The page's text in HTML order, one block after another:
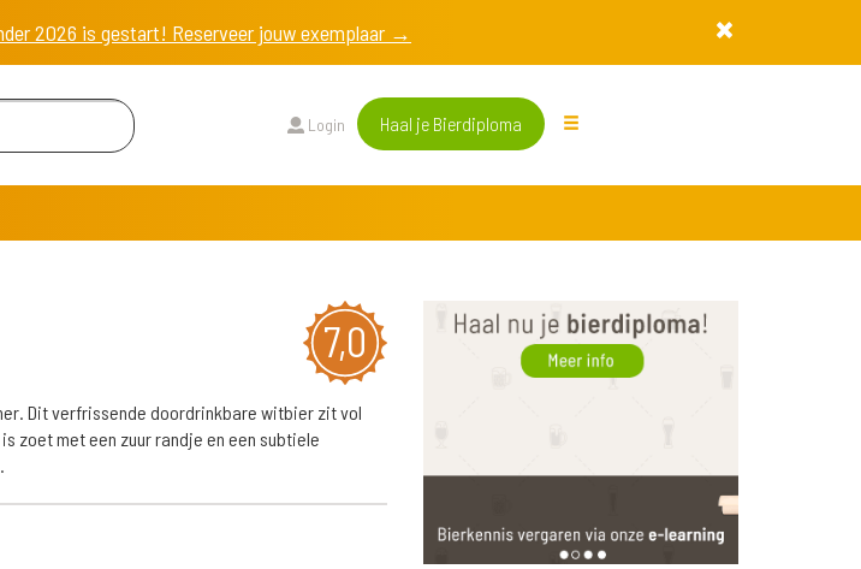
2026 is gestart! Reserveer jouw exemplaar →
Login Haal je Bierdiploma
7,0
Dit verfrissende doordrinkbare witbier zit vol
zoet met een zuur randje en een subtiele